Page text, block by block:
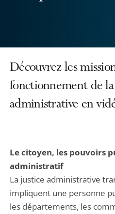
Découvrez les
fonctionnement de
administrative en
Le citoyen, les pouvoirs
administratif
La justice administrative
impliquent une personne
les départements, les